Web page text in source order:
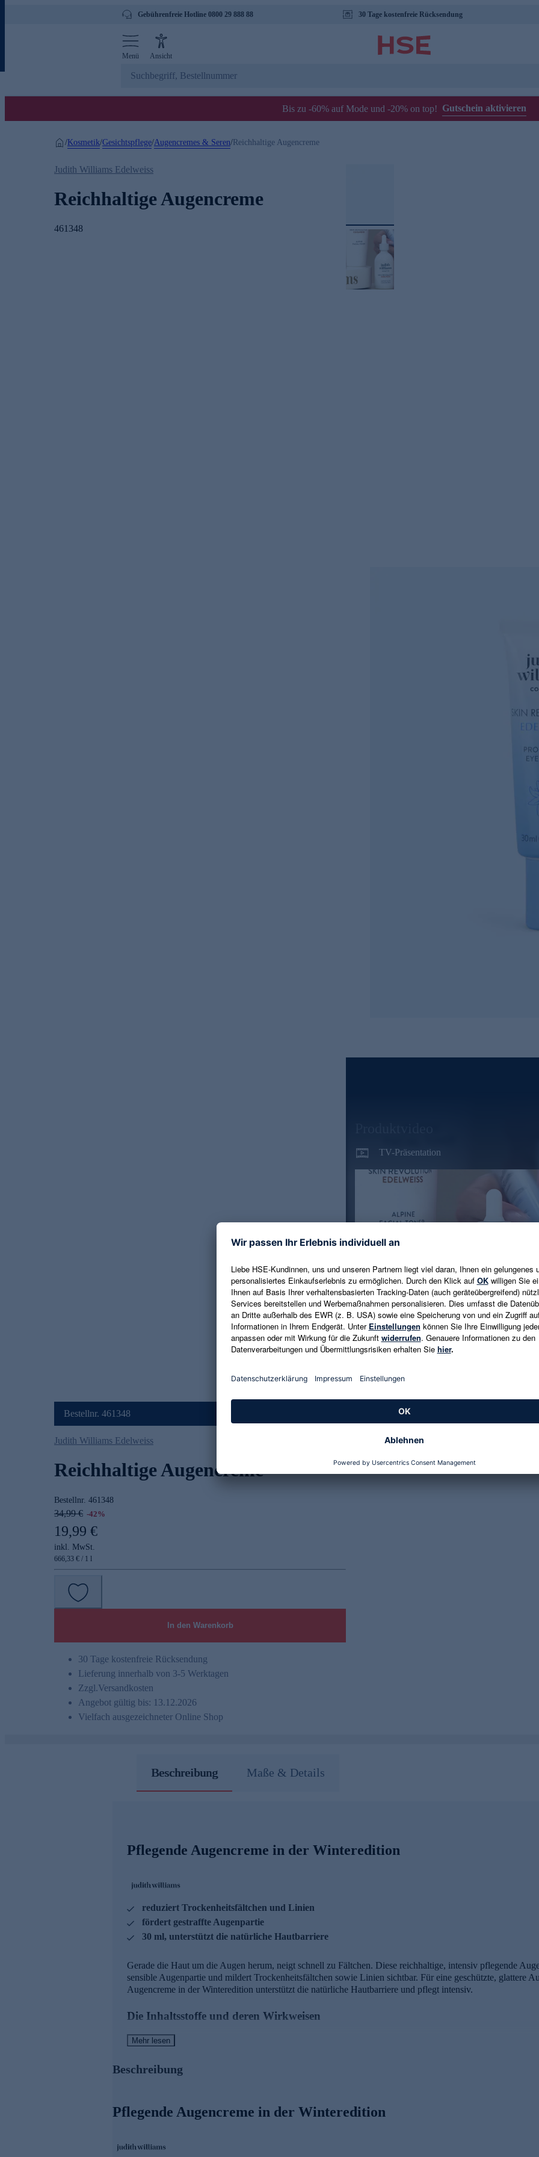
Gebührenfreie Hotline 0800 29 888 88 30 Tage kostenfreie Rücksendung
Menü Ansicht
Bis zu -60% auf Mode und -20% on top! Gutschein aktivieren
/Kosmetik/Gesichtspflege/Augencremes & Seren/ Reichhaltige Augencreme
Judith Williams Edelweiss
Reichhaltige Augencreme
461348
TV-Präsentation
Bestellnr. 461348
Judith Williams Edelweiss
Reichhaltige Augencreme
Bestellnr. 461348
34,99 € -42%
19,99 €
inkl. MwSt.
666,33 € / 1 l
In den Warenkorb
30 Tage kostenfreie Rücksendung
Lieferung innerhalb von 3-5 Werktagen
Zzgl.Versandkosten
Angebot gültig bis: 13.12.2026
Vielfach ausgezeichneter Online Shop
Beschreibung Maße & Details
Pflegende Augencreme in der Winteredition
reduziert Trockenheitsfältchen und Linien
fördert gestraffte Augenpartie
30 ml, unterstützt die natürliche Hautbarriere
Gerade die Haut um die Augen herum, neigt schnell zu Fältchen. Diese reichhaltige, intensiv pflegende
sensible Augenpartie und mildert Trockenheitsfältchen sowie Linien sichtbar. Für eine geschützte, glattere
Augencreme in der Winteredition unterstützt die natürliche Hautbarriere und pflegt intensiv.
Die Inhaltsstoffe und deren Wirkweisen
Cold Skin Protector:
- Kann verhindern, dass Reizstoffe in tiefere Hautschichten gelangen
- Fördert glattere, geschmeidige Augenpartie
- Fördert Kollagenbildung
Mehr lesen
Beschreibung
Pflegende Augencreme in der Winteredition